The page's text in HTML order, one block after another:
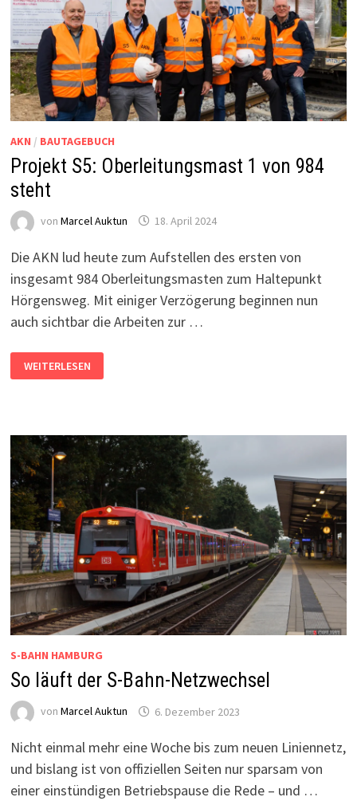
AKN / BAUTAGEBUCH
Projekt S5: Oberleitungsmast 1 von 984
steht
von Marcel Auktun 18. April 2024
Die AKN lud heute zum Aufstellen des ersten von
insgesamt 984 Oberleitungsmasten zum Haltepunkt
Hörgensweg. Mit einiger Verzögerung beginnen nun
auch sichtbar die Arbeiten zur …
S5:
OBERLEITUNGSMAST
WEITERLESEN
S-BAHN HAMBURG
So läuft der S-Bahn-Netzwechsel
von Marcel Auktun 6. Dezember 2023
Nicht einmal mehr eine Woche bis zum neuen Liniennetz,
und bislang ist von offiziellen Seiten nur sparsam von
einer einstündigen Betriebspause die Rede – und …